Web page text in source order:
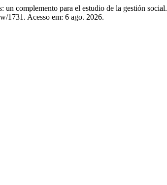
complemento para el estudio de la gestión social.
1731. Acesso em: 6 ago. 2026.